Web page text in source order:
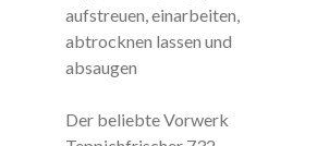
aufstreuen, einarbeiten,
abtrocknen lassen und
absaugen
Der beliebte Vorwerk